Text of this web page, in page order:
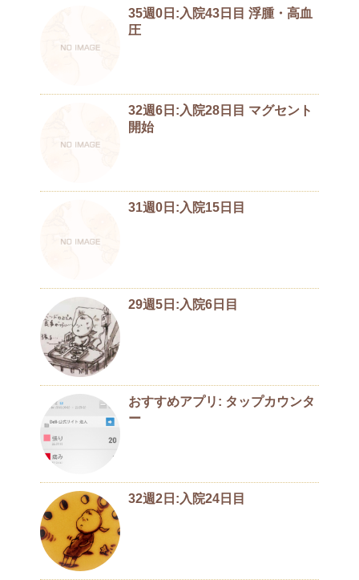
35週0日:入院43日目 浮腫・高血
圧
32週6日:入院28日目 マグセント
開始
31週0日:入院15日目
29週5日:入院6日目
おすすめアプリ: タップカウンタ
ー
32週2日:入院24日目